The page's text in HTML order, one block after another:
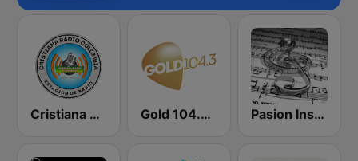
Cristiana Radio Gold 104.3 FM Pasion Instrumental